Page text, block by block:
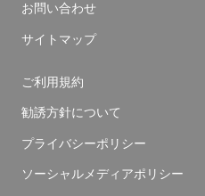
お問い合わせ
サイトマップ
ご利用規約
勧誘方針について
プライバシーポリシー
ソーシャルメディアポリシー